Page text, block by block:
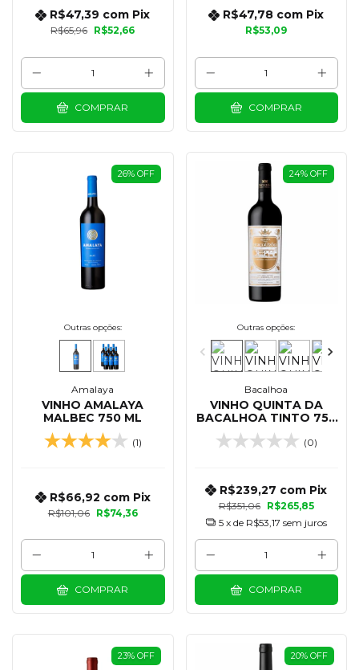
R$65,96 R$52,66
R$47,39 com Pix
COMPRAR
R$53,09
R$47,78 com Pix
COMPRAR
26% OFF
Outras opções:
Amalaya
VINHO AMALAYA
MALBEC 750 ML
(1)
R$101,06 R$74,36
R$66,92 com Pix
COMPRAR
24% OFF
Outras opções:
Bacalhoa
VINHO QUINTA DA
BACALHOA TINTO 750
ML
(0)
R$351,06 R$265,85
R$239,27 com Pix
5 x de R$53,17 sem juros
COMPRAR
23% OFF 20% OFF